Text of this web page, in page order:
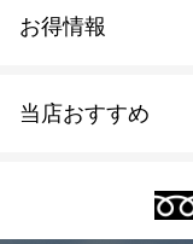
当店おすすめ
式部の香りシリーズ
お得情報
会員規約について